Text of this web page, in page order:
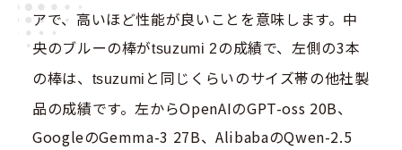
アで、高いほど性能が良いことを意味します。中
央のブルーの棒がtsuzumi 2の成績で、左側の3本
の棒は、
tsuzumi と同じくらいのサイズ帯の他社製
品の成績です。左からOpenAIのGPT-oss 20B、
GoogleのGemma-3 27B、AlibabaのQwen-2.5